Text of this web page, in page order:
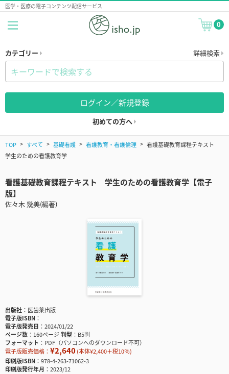
医学・医療の電子コンテンツ配信サービス
0
カテゴリー 詳細検索
ログイン／新規登録
初めての方へ
TOP すべて 基礎看護 看護教育・看護倫理
看護基礎教育課程テキスト
学生のための看護教育学
看護基礎教育課程テキスト 学生のための看護教育学【電子
版】
佐々木 幾美(編著)
出版社
医歯薬出版
電子版ISBN
電子版発売日
2024/01/22
ページ数
160ページ判型
B5判
フォーマット
PDF（パソコンへのダウンロード不可）
電子版販売価格： ¥2,640(本体¥2,400＋税10％)
印刷版ISBN
978-4-263-71062-3
印刷版発行年月
2023/12